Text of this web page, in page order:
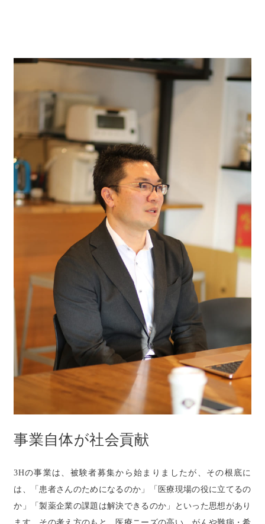
事業自体が社会貢献
3Hの事業は、被験者募集から始まりましたが、その根底に
は、「患者さんのためになるのか」「医療現場の役に立てるの
か」「製薬企業の課題は解決できるのか」といった思想があり